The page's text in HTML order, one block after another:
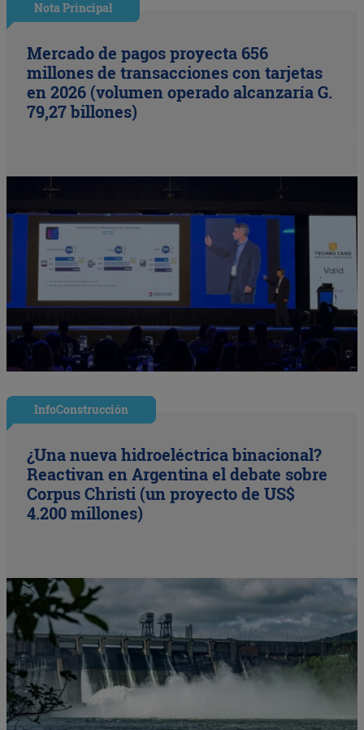
Nota Principal
Mercado de pagos proyecta 656
millones de transacciones con tarjetas
en 2026 (volumen operado alcanzaría G.
79,27 billones)
InfoConstrucción
¿Una nueva hidroeléctrica binacional?
Reactivan en Argentina el debate sobre
Corpus Christi (un proyecto de US$
4.200 millones)